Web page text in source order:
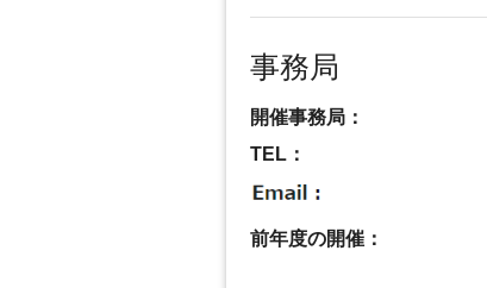
事務局
開催事務局：
TEL：
前年度の開催：